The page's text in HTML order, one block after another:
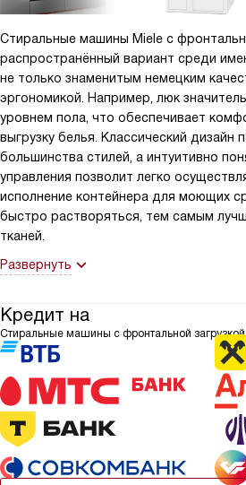
Стиральные машины Miele с
распространённый вариант среди
не только знаменитым немецким
эргономикой. Например, люк
уровнем пола, что обеспечивает
выгрузку белья. Классический дизайн
большинства стилей, а интуитивно
управления позволит легко
исполнение контейнера для моющих
быстро растворяться, тем самым
тканей.
Развернуть
Кредит на
Стиральные машины с фронтальной